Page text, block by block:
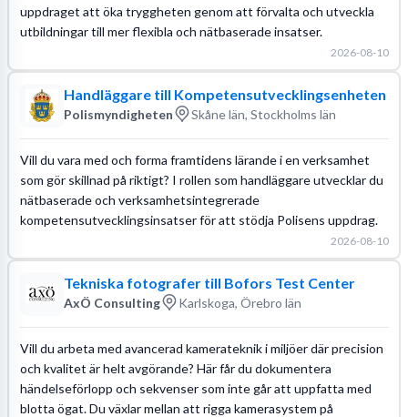
uppdraget att öka tryggheten genom att förvalta och utveckla
utbildningar till mer flexibla och nätbaserade insatser.
2026-08-10
Handläggare till Kompetensutvecklingsenheten
Polismyndigheten Skåne län, Stockholms län
Vill du vara med och forma framtidens lärande i en verksamhet
som gör skillnad på riktigt? I rollen som handläggare utvecklar du
nätbaserade och verksamhetsintegrerade
kompetensutvecklingsinsatser för att stödja Polisens uppdrag.
2026-08-10
Tekniska fotografer till Bofors Test Center
AxÖ Consulting Karlskoga, Örebro län
Vill du arbeta med avancerad kamerateknik i miljöer där precision
och kvalitet är helt avgörande? Här får du dokumentera
händelseförlopp och sekvenser som inte går att uppfatta med
blotta ögat. Du växlar mellan att rigga kamerasystem på